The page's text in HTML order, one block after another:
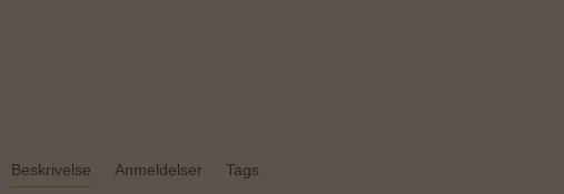
Beskrivelse Anmeldelser Tags